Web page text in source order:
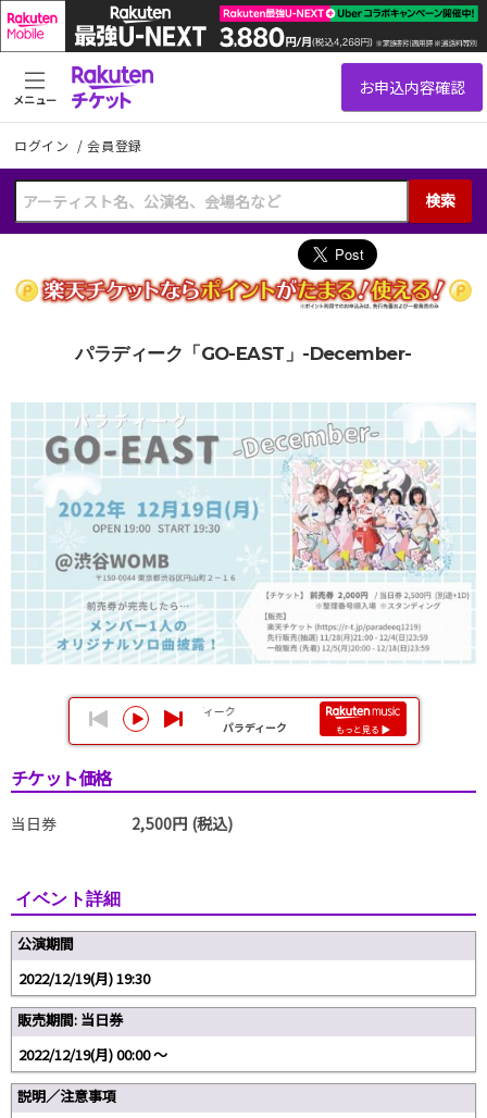
ログイン /会員登録
検索
メニュー
パラディーク「GO-EAST」-December-
チケット価格
当日券 2,500円 (税込)
イベント詳細
公演期間
2022/12/19(月) 19:30
販売期間: 当日券
2022/12/19(月) 00:00 〜
説明／注意事項